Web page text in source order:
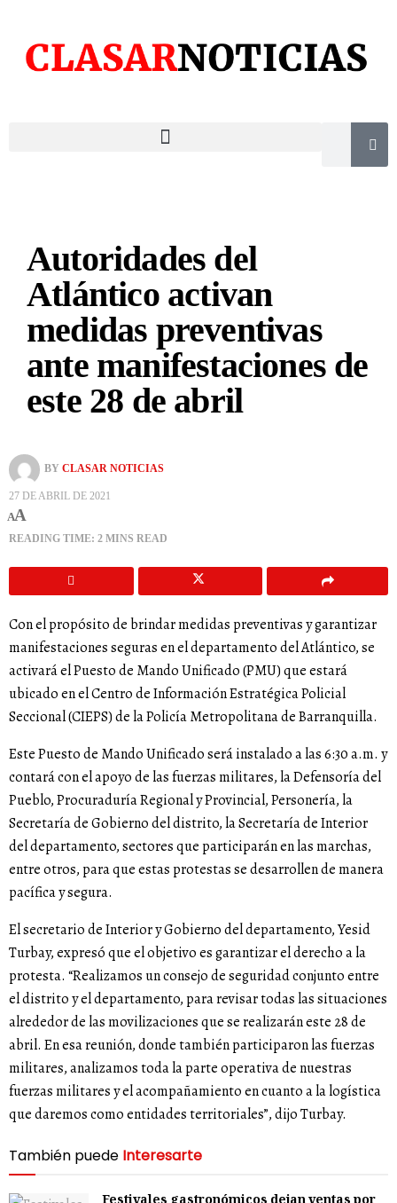
Autoridades del
Atlántico activan
medidas preventivas
ante manifestaciones de
este 28 de abril
BY CLASAR NOTICIAS
27 DE ABRIL DE 2021
AA
READING TIME: 2 MINS READ
Con el propósito de brindar medidas preventivas y garantizar
manifestaciones seguras en el departamento del Atlántico, se
activará el Puesto de Mando Unificado (PMU) que estará
ubicado en el Centro de Información Estratégica Policial
Seccional (CIEPS) de la Policía Metropolitana de Barranquilla.
Este Puesto de Mando Unificado será instalado a las 6:30 a.m. y
contará con el apoyo de las fuerzas militares, la Defensoría del
Pueblo, Procuraduría Regional y Provincial, Personería, la
Secretaría de Gobierno del distrito, la Secretaría de Interior
del departamento, sectores que participarán en las marchas,
entre otros, para que estas protestas se desarrollen de manera
pacífica y segura.
El secretario de Interior y Gobierno del departamento, Yesid
Turbay, expresó que el objetivo es garantizar el derecho a la
protesta. “Realizamos un consejo de seguridad conjunto entre
el distrito y el departamento, para revisar todas las situaciones
alrededor de las movilizaciones que se realizarán este 28 de
abril. En esa reunión, donde también participaron las fuerzas
militares, analizamos toda la parte operativa de nuestras
fuerzas militares y el acompañamiento en cuanto a la logística
que daremos como entidades territoriales”, dijo Turbay.
También puede Interesarte